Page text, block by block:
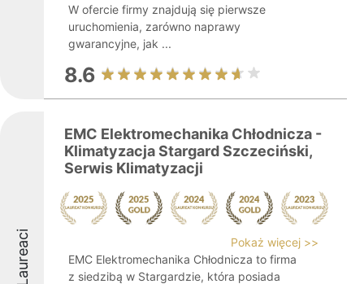
W ofercie firmy znajdują się pierwsze
uruchomienia, zarówno naprawy
gwarancyjne, jak ...
8.6
Laureaci
EMC Elektromechanika Chłodnicza -
Klimatyzacja Stargard Szczeciński,
Serwis Klimatyzacji
Pokaż więcej >>
EMC Elektromechanika Chłodnicza to firma
z siedzibą w Stargardzie, która posiada